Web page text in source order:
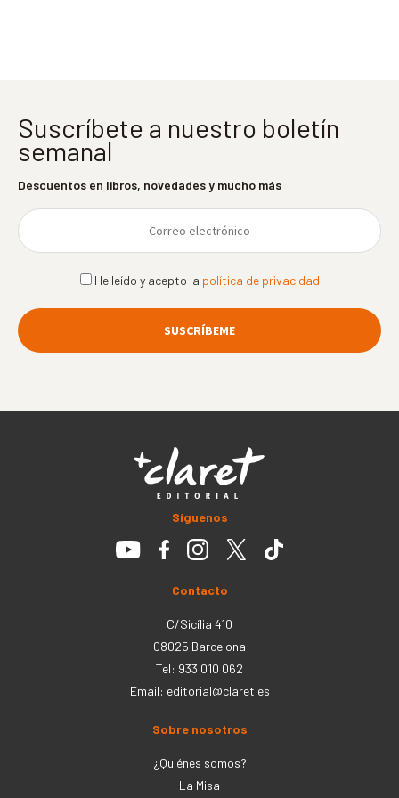
Suscríbete a nuestro boletín
semanal
Descuentos en libros, novedades y mucho más
He leído y acepto la política de privacidad
Síguenos
Contacto
C/Sicília 410
08025 Barcelona
Tel: 933 010 062
Email: editorial@claret.es
Sobre nosotros
¿Quiénes somos?
La Misa